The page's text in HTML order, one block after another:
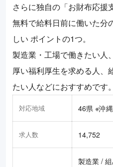
さらに独自の「お財布応援
無料で給料日前に働いた分
しい ポイントの1つ。
製造業・工場で働きたい人
厚い福利厚生を求める人、
たい人などにおすすめです。
対応地域 46県 ※沖
求人数 14,752
製造業 /